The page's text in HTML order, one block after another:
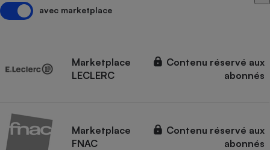
avec marketplace
Marketplace
LECLERC
Contenu réservé aux
abonnés
Marketplace
FNAC
Contenu réservé aux
abonnés